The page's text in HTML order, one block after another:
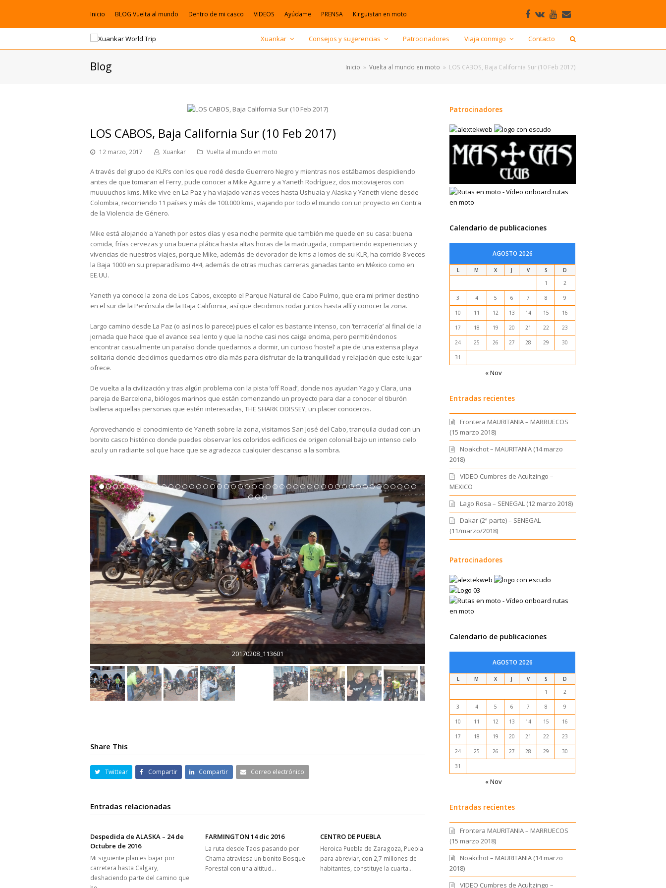
Inicio BLOG Vuelta al mundo Dentro de mi casco VIDEOS Ayúdame PRENSA Kirguistan en moto Facebook
VK Youtube
electrónico
Xuankar Consejos y sugerencias Patrocinadores Viaja conmigo Contacto
Blog Inicio » Vuelta al mundo en moto » LOS CABOS, Baja California Sur (10 Feb 2017)
LOS CABOS, Baja California Sur (10 Feb 2017)
12 marzo, 2017 Xuankar Vuelta al mundo en moto
A través del grupo de KLR’s con los que rodé desde Guerrero Negro y mientras nos estábamos despidiendo
antes de que tomaran el Ferry, pude conocer a Mike Aguirre y a Yaneth Rodríguez, dos motoviajeros con
muuuuchos kms. Mike vive en La Paz y ha viajado varias veces hasta Ushuaia y Alaska y Yaneth viene desde
Colombia, recorriendo 11 países y más de 100.000 kms, viajando por todo el mundo con un proyecto en Contra
de la Violencia de Género.
Mike está alojando a Yaneth por estos días y esa noche permite que también me quede en su casa: buena
comida, frías cervezas y una buena plática hasta altas horas de la madrugada, compartiendo experiencias y
vivencias de nuestros viajes, porque Mike, además de devorador de kms a lomos de su KLR, ha corrido 8 veces
la Baja 1000 en su preparadísimo 4×4, además de otras muchas carreras ganadas tanto en México como en
EE.UU.
Yaneth ya conoce la zona de Los Cabos, excepto el Parque Natural de Cabo Pulmo, que era mi primer destino
en el sur de la Península de la Baja California, así que decidimos rodar juntos hasta allí y conocer la zona.
Largo camino desde La Paz (o así nos lo parece) pues el calor es bastante intenso, con ‘terracería’ al final de la
jornada que hace que el avance sea lento y que la noche casi nos caiga encima, pero permitiéndonos
encontrar casualmente un paraíso donde quedarnos a dormir, un curioso ‘hostel’ a pie de una extensa playa
solitaria donde decidimos quedarnos otro día más para disfrutar de la tranquilidad y relajación que este lugar
ofrece.
De vuelta a la civilización y tras algún problema con la pista ‘off Road’, donde nos ayudan Yago y Clara, una
pareja de Barcelona, biólogos marinos que están comenzando un proyecto para dar a conocer el tiburón
ballena aquellas personas que estén interesadas, THE SHARK ODISSEY, un placer conoceros.
Aprovechando el conocimiento de Yaneth sobre la zona, visitamos San José del Cabo, tranquila ciudad con un
bonito casco histórico donde puedes observar los coloridos edificios de origen colonial bajo un intenso cielo
azul y un radiante sol que hace que se agradezca cualquier descanso a la sombra.
20170208_113601
Share This
Twittear Compartir Compartir Correo electrónico
Entradas relacionadas
Despedida de ALASKA – 24 de
Octubre de 2016
Mi siguiente plan es bajar por
carretera hasta Calgary,
deshaciendo parte del camino que
FARMINGTON 14 dic 2016
La ruta desde Taos pasando por
Chama atraviesa un bonito Bosque
Forestal con una altitud…
CENTRO DE PUEBLA
Heroica Puebla de Zaragoza, Puebla
para abreviar, con 2,7 millones de
habitantes, constituye la cuarta…
Patrocinadores
Calendario de publicaciones
AGOSTO 2026
L M X J V S
D
1
2
3 4 5 6 7 8 9
10 11 12 13 14 15 16
17 18 19 20 21 22 23
24 25 26 27 28 29 30
31
« Nov
Entradas recientes
Frontera MAURITANIA – MARRUECOS
(15 marzo 2018)
Noakchot – MAURITANIA (14 marzo
2018)
VIDEO Cumbres de Acultzingo –
MEXICO
Lago Rosa – SENEGAL (12 marzo 2018)
Dakar (2ª parte) – SENEGAL
(11/marzo/2018)
Patrocinadores
Calendario de publicaciones
AGOSTO 2026
L M X J V S
D
1
2
3 4 5 6 7 8 9
10 11 12 13 14 15 16
17 18 19 20 21 22 23
24 25 26 27 28 29 30
31
« Nov
Entradas recientes
Frontera MAURITANIA – MARRUECOS
(15 marzo 2018)
Noakchot – MAURITANIA (14 marzo
2018)
VIDEO Cumbres de Acultzingo –